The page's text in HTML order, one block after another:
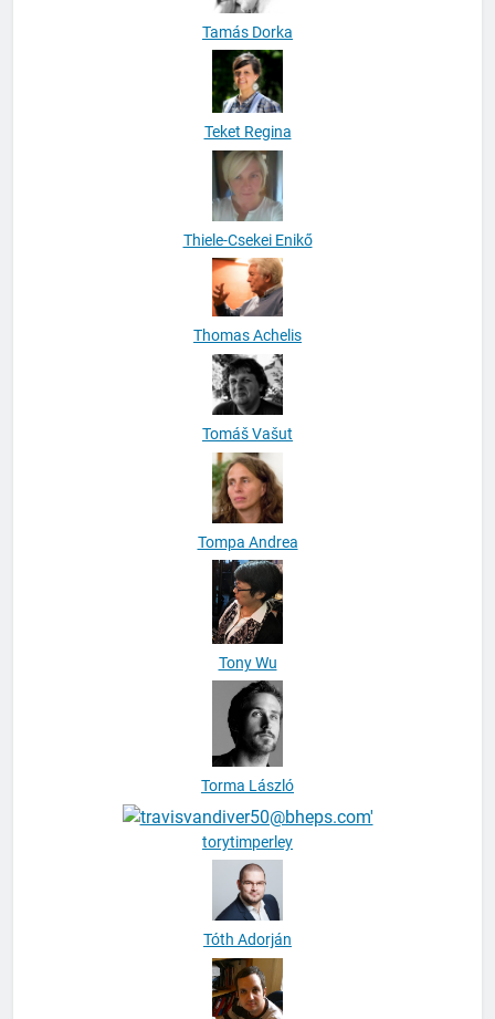
Tamás Dorka
Teket Regina
Thiele-Csekei Enikő
Thomas Achelis
Tomáš Vašut
Tompa Andrea
Tony Wu
torytimperley
Tóth Adorján